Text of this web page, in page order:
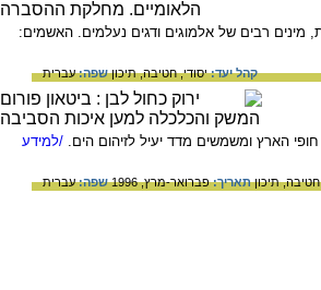
מינים רבים של אלמוגים ודגים נעלמים. האשמים:
קהל יעד:יסודי,חטיבה,תיכוןשפה:עברית
הארץ ומשמשים מדד יעיל לזיהום הים. /למידע
חטיבה,תיכוןתאריך:פברואר-מרץ, 1996 שפה:עברית